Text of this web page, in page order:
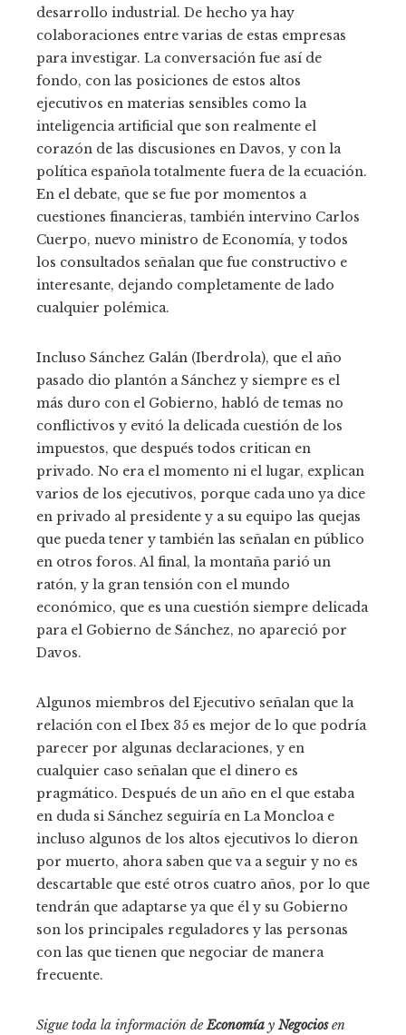
desarrollo industrial. De hecho ya hay
colaboraciones entre varias de estas empresas
para investigar. La conversación fue así de
fondo, con las posiciones de estos altos
ejecutivos en materias sensibles como la
inteligencia artificial que son realmente el
corazón de las discusiones en Davos, y con la
política española totalmente fuera de la ecuación.
En el debate, que se fue por momentos a
cuestiones financieras, también intervino Carlos
Cuerpo, nuevo ministro de Economía, y todos
los consultados señalan que fue constructivo e
interesante, dejando completamente de lado
cualquier polémica.
Incluso Sánchez Galán (Iberdrola), que el año
pasado dio plantón a Sánchez y siempre es el
más duro con el Gobierno, habló de temas no
conflictivos y evitó la delicada cuestión de los
impuestos, que después todos critican en
privado. No era el momento ni el lugar, explican
varios de los ejecutivos, porque cada uno ya dice
en privado al presidente y a su equipo las quejas
que pueda tener y también las señalan en público
en otros foros. Al final, la montaña parió un
ratón, y la gran tensión con el mundo
económico, que es una cuestión siempre delicada
para el Gobierno de Sánchez, no apareció por
Davos.
Algunos miembros del Ejecutivo señalan que la
relación con el Ibex 35 es mejor de lo que podría
parecer por algunas declaraciones, y en
cualquier caso señalan que el dinero es
pragmático. Después de un año en el que estaba
en duda si Sánchez seguiría en La Moncloa e
incluso algunos de los altos ejecutivos lo dieron
por muerto, ahora saben que va a seguir y no es
descartable que esté otros cuatro años, por lo que
tendrán que adaptarse ya que él y su Gobierno
son los principales reguladores y las personas
con las que tienen que negociar de manera
frecuente.
Sigue toda la información deEconomía y Negociosen